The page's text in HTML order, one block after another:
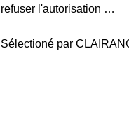
refuser l'autorisation …
Sélectioné par